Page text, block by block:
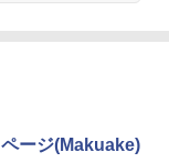
ージ(Makuake)